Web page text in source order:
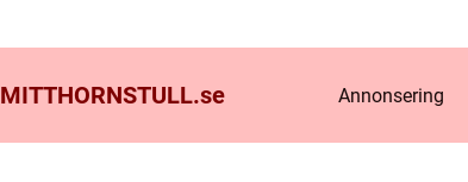
MITTHORNSTULL.se Annonsering